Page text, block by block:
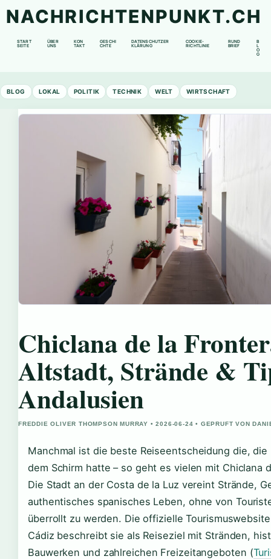
NACHRICHTENPUNKT.CH
START
SEITE
ÜBER
UNS
KON
TAKT
GESCHI
CHTE
DATENSCHUTZER
KLÄRUNG
COOKIE-
RICHTLINIE
RUND
BRIEF
B
L
O
G
BLOG LOKAL POLITIK TECHNIK WELT WIRTSCHAFT
Chiclana de la
Altstadt, Strände &
Andalusien
FREDDIE OLIVER THOMPSON MURRAY • 2026-06-24 • GEPRUFT VON
Manchmal ist die beste Reiseentscheidung die, die
dem Schirm hatte – so geht es vielen mit Chiclana
Die Stadt an der Costa de la Luz vereint Strände,
authentisches spanisches Leben, ohne von
überrollt zu werden. Die offizielle
Cádiz beschreibt sie als Reiseziel mit Stränden,
Bauwerken und zahlreichen Freizeitangeboten (